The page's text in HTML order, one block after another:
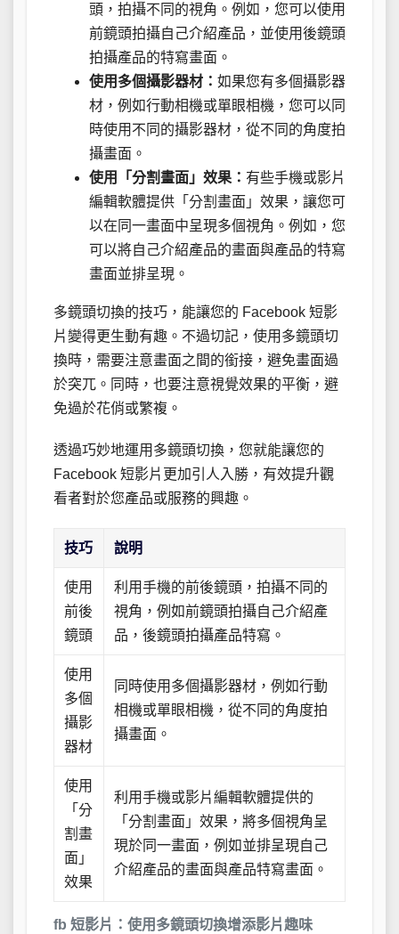
頭，拍攝不同的視角。例如，您可以使用
前鏡頭拍攝自己介紹產品，並使用後鏡頭
拍攝產品的特寫畫面。
使用多個攝影器材： 如果您有多個攝影器
材，例如行動相機或單眼相機，您可以同
時使用不同的攝影器材，從不同的角度拍
攝畫面。
使用「分割畫面」效果： 有些手機或影片
編輯軟體提供「分割畫面」效果，讓您可
以在同一畫面中呈現多個視角。例如，您
可以將自己介紹產品的畫面與產品的特寫
畫面並排呈現。
多鏡頭切換的技巧，能讓您的 Facebook 短影
片變得更生動有趣。不過切記，使用多鏡頭切
換時，需要注意畫面之間的銜接，避免畫面過
於突兀。同時，也要注意視覺效果的平衡，避
免過於花俏或繁複。
透過巧妙地運用多鏡頭切換，您就能讓您的
Facebook 短影片更加引人入勝，有效提升觀
看者對於您產品或服務的興趣。
fb 短影片：使用多鏡頭切換增添影片趣味
技巧 說明
使用
前後
鏡頭
利用手機的前後鏡頭，拍攝不同的
視角，例如前鏡頭拍攝自己介紹產
品，後鏡頭拍攝產品特寫。
使用
多個
攝影
器材
同時使用多個攝影器材，例如行動
相機或單眼相機，從不同的角度拍
攝畫面。
使用
「分
割畫
面」
效果
利用手機或影片編輯軟體提供的
「分割畫面」效果，將多個視角呈
現於同一畫面，例如並排呈現自己
介紹產品的畫面與產品特寫畫面。